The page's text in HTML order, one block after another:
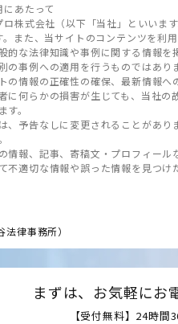
あたって
ロ株式会社（以下「当社」といいま
また、当サイトのコンテンツを利
的な法律知識や事例に関する情報
の事例への適用を行うものではあり
の情報の正確性の確保、最新情報
に何らかの損害が生じても、当社
す。
、予告なしに変更されることがあ
情報、記事、寄稿文・プロフィール
不適切な情報や誤った情報を見つ
律事務所）
まずは、お気軽にお
【受付無料】24時間